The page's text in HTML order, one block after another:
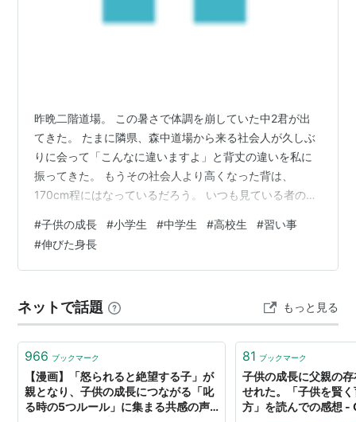
昨晩二階道場。 この暑さで体調を崩していた中2君が出
てきた。 たまに隣県、森中道場から来る社会人が久しぶ
りに会って「こんなに違いますよ」と背丈の違いを私に
振ってきた。 もうその社会人より高くなった背は、
170cm程にはなっているだろう。 いつも見ている者の眼
ゃんと鍛錬の組み合わせになった。 互いに身体突き蹴り
合う対鍛錬は痛かった、こんなに重い体になっていると
はの実感で。 身長160cmにちょっと届かない身体は太っ
いる」と言う程で固い、脂肪感が無い筋肉質。 週3回稽
古＋片道40分を通学する強さ…
#子供の成長 #小学生 #中学生 #高校生 #習い事
#伸びた身長
ネットで話題 もっと見る
966 ブックマーク
【漫画】「怒られると絶望する子」が
親となり、子供の成長につながる「叱
る時の5つルール」に集まる共感の声
81 ブックマーク
子供の成長に父親の
せれた。「子供を賢
方」を読んでの感想